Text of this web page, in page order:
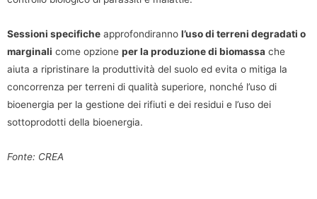
Sessioni specifiche approfondiranno l’uso di terreni degradati o
marginali come opzione per la produzione di biomassa che
aiuta a ripristinare la produttività del suolo ed evita o mitiga la
concorrenza per terreni di qualità superiore, nonché l’uso di
bioenergia per la gestione dei rifiuti e dei residui e l’uso dei
sottoprodotti della bioenergia.
Fonte: CREA